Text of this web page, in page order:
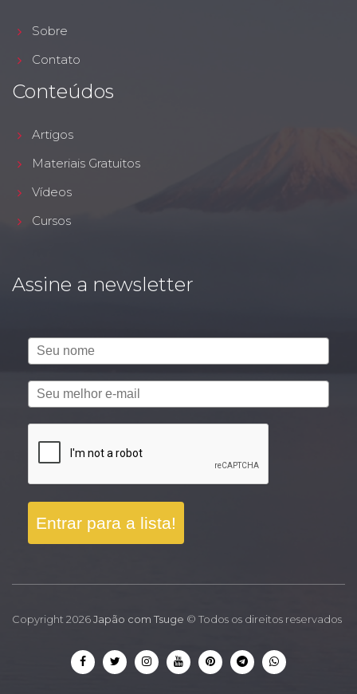
Sobre
Contato
Conteúdos
Artigos
Materiais Gratuitos
Vídeos
Cursos
Assine a newsletter
Entrar para a lista!
Copyright 2026Japão com Tsuge © Todos os direitos reservados